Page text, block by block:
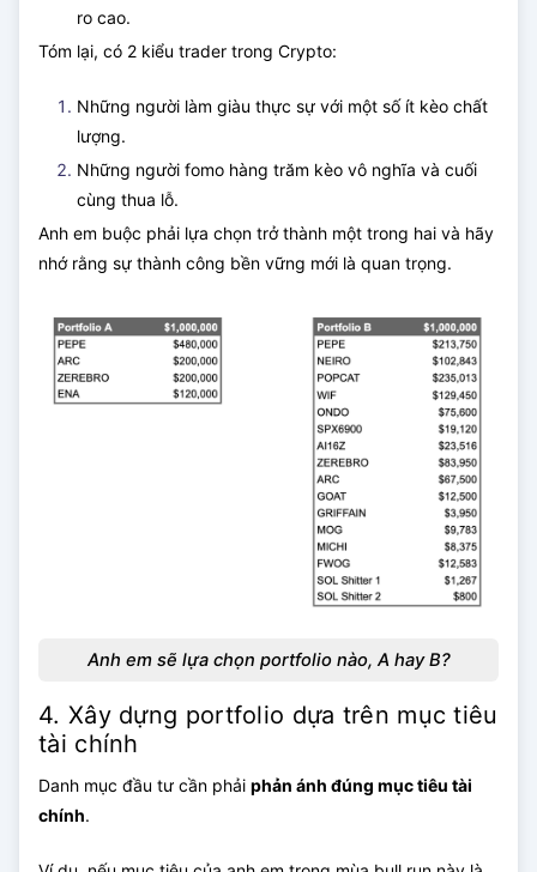
ro cao.
Tóm lại, có 2 kiểu trader trong Crypto:
Những người làm giàu thực sự với một số ít kèo chất
lượng.
Những người fomo hàng trăm kèo vô nghĩa và cuối
cùng thua lỗ.
Anh em buộc phải lựa chọn trở thành một trong hai và hãy
nhớ rằng sự thành công bền vững mới là quan trọng.
Anh em sẽ lựa chọn portfolio nào, A hay B?
4. Xây dựng portfolio dựa trên mục tiêu
tài chính
Danh mục đầu tư cần phải phản ánh đúng mục tiêu tài
chính.